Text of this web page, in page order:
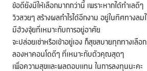
ข้อดียังมีให้เลือกมากกว่านี้ เพราะหากได้ทำเลดีๆ
วิวสวยๆ สร้างผลกำไรได้อีกงาม อยู่ในทิศทางลม
มีฮ้วงจุ้ยที่เหมาะกับการอยู่อาศัย
จะปล่อยเช่าหรือเข้าอยู่เอง ก็สุขสบายทุกทางเลือก
ลองหาคอนโดดีๆ ที่เหมาะกับตัวคุณสุดๆ
เพื่อความสุขและผลตอบแทน ในการลงทุนนะคะ